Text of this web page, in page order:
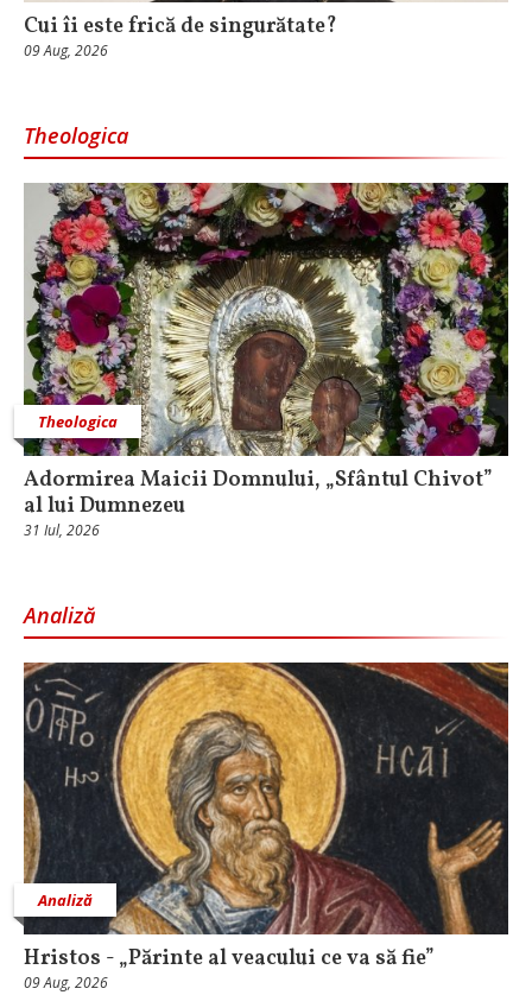
Cui îi este frică de singurătate?
09 Aug, 2026
Theologica
Theologica
Adormirea Maicii Domnului, „Sfântul Chivot”
al lui Dumnezeu
31 Iul, 2026
Analiză
Analiză
Hristos - „Părinte al veacului ce va să fie”
09 Aug, 2026